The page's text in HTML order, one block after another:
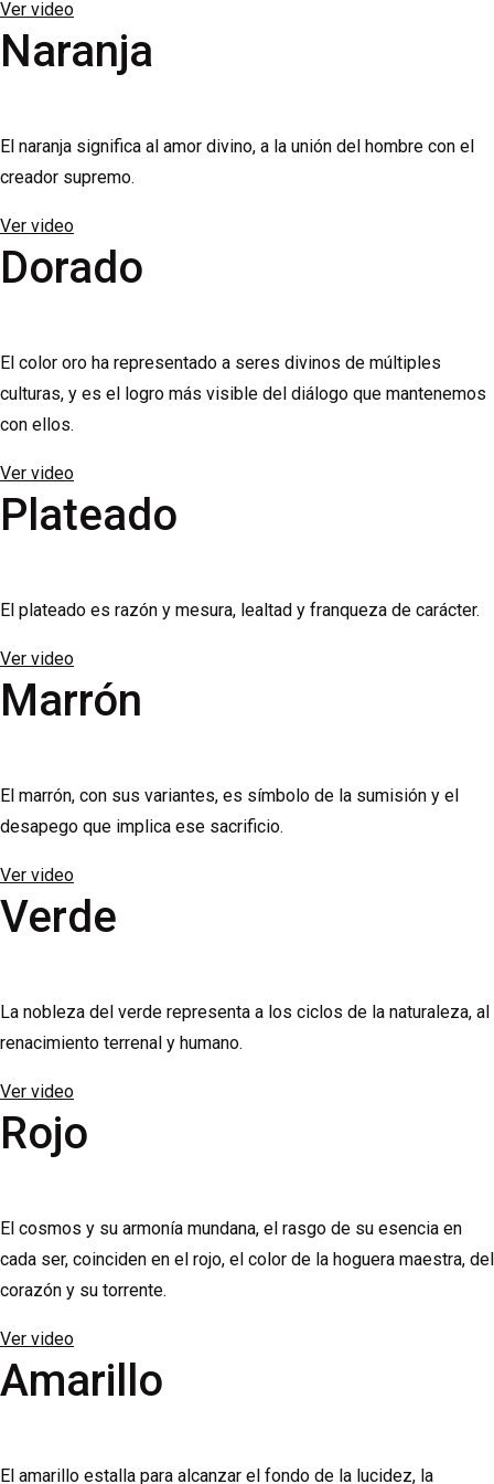
Ver video
Naranja
El naranja significa al amor divino, a la unión del hombre con el
creador supremo.
Ver video
Dorado
El color oro ha representado a seres divinos de múltiples
culturas, y es el logro más visible del diálogo que mantenemos
con ellos.
Ver video
Plateado
El plateado es razón y mesura, lealtad y franqueza de carácter.
Ver video
Marrón
El marrón, con sus variantes, es símbolo de la sumisión y el
desapego que implica ese sacrificio.
Ver video
Verde
La nobleza del verde representa a los ciclos de la naturaleza, al
renacimiento terrenal y humano.
Ver video
Rojo
El cosmos y su armonía mundana, el rasgo de su esencia en
cada ser, coinciden en el rojo, el color de la hoguera maestra, del
corazón y su torrente.
Ver video
Amarillo
El amarillo estalla para alcanzar el fondo de la lucidez, la